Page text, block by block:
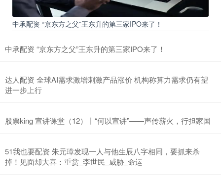
中承配资 “京东方之父”王东升的第三家IPO来了！
中承配资 “京东方之父”王东升的第三家IPO来了！
达人配资 全球AI需求激增刺激产品涨价 机构称算力需求仍有望
进一步上行
股票king 宣讲课堂（12）丨“何以宣讲”——声传薪火，行担家国
51我也要配资 朱元璋发现一人与他生辰八字相同，要抓来杀
掉！见面却大喜：重赏_李世民_威胁_命运